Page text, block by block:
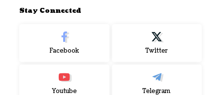
Stay Connected
Facebook Twitter
Youtube Telegram